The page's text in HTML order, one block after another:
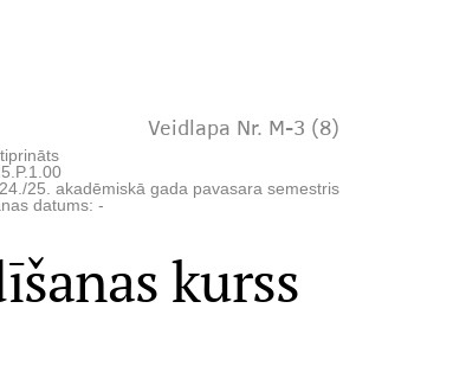
Veidlapa Nr. M-3 (8)
25. akadēmiskā gada pavasara semestris
datums: -
kurss